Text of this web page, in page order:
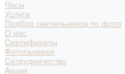
Часы
Услуги
Подбор светильников по фото
О нас
Сертификаты
Фотогалерея
Сотрудничество
Акции